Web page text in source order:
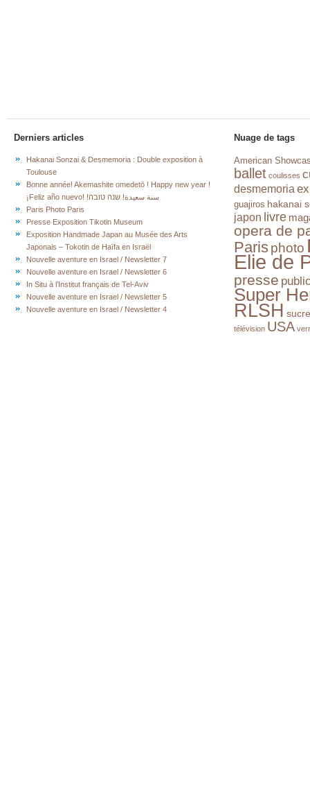
Derniers articles
Hakanai Sonzai & Desmemoria : Double exposition à
Toulouse
Bonne année! Akemashite omedetō ! Happy new year !
¡Feliz año nuevo! !سنة سعيدة! שנה טובה
Paris Photo Paris
Presse Exposition Tikotin Museum
Exposition Handmade Japan au Musée des Arts
Japonais – Tokotin de Haïfa en Israël
Nouvelle aventure en Israel / Newsletter 7
Nouvelle aventure en Israel / Newsletter 6
In Situ à l’Institut français de Tel-Aviv
Nouvelle aventure en Israel / Newsletter 5
Nouvelle aventure en Israel / Newsletter 4
Nuage de tags
American
ballet coulisses
desmemoria
guajiros hakanai
japon livre
opera de
Paris photo
Elie de
presse
Super
RLSH sucre
télévision USA